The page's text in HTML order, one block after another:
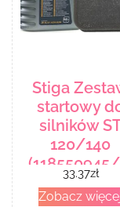
Stiga
startowy
silników
120/140
33.37zł
Zobacz